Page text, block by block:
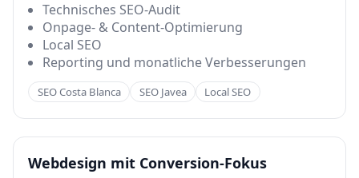
Technisches SEO-Audit
Onpage- & Content-Optimierung
Local SEO
Reporting und monatliche Verbesserungen
SEO Costa Blanca SEO Javea Local SEO
Webdesign mit Conversion-Fokus